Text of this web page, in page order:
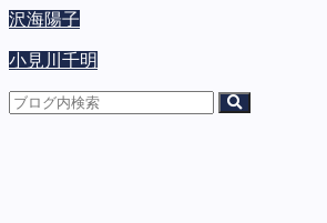
沢海陽子
小見川千明